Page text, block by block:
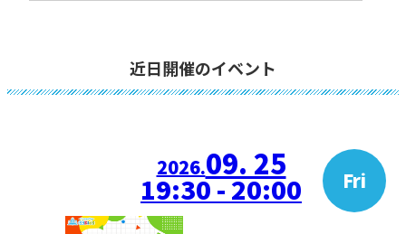
近日開催のイベント
2026.09. 25 Fri
19:30 - 20:00